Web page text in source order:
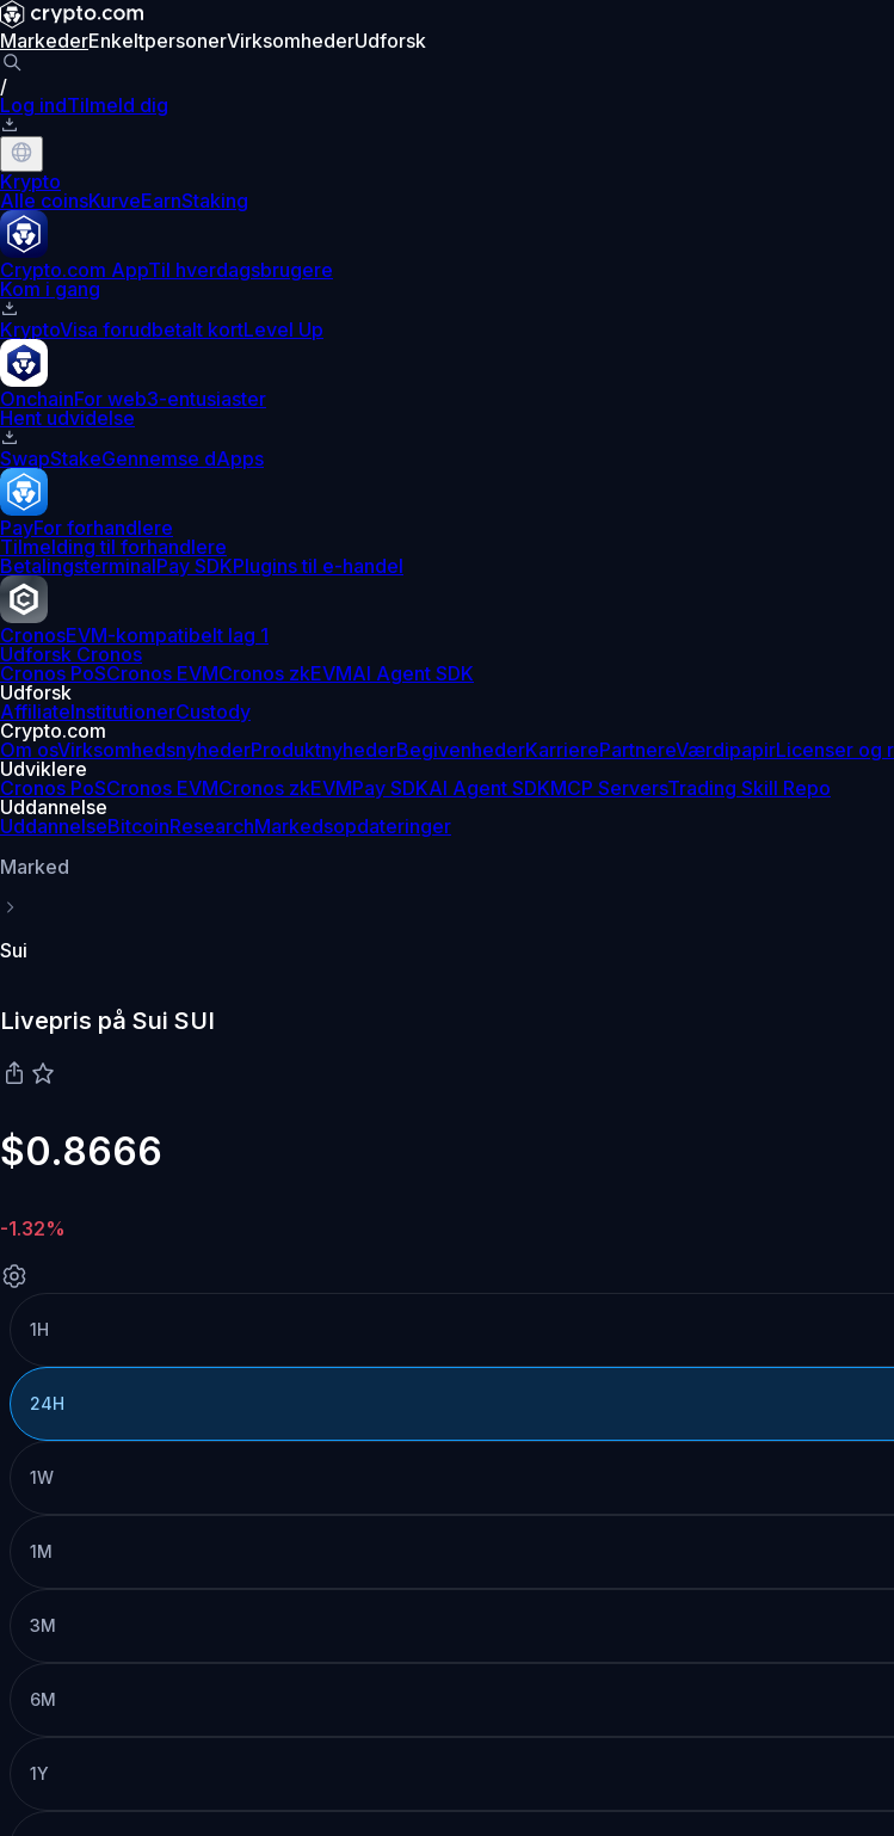
MarkederEnkeltpersonerVirksomhederUdforsk
/
Log indTilmeld dig
Krypto
Alle coinsKurveEarnStaking
Crypto.com AppTil hverdagsbrugere
Kom i gang
KryptoVisa forudbetalt kortLevel Up
OnchainFor web3-entusiaster
Hent udvidelse
SwapStakeGennemse dApps
PayFor forhandlere
Tilmelding til forhandlere
BetalingsterminalPay SDKPlugins til e-handel
CronosEVM-kompatibelt lag 1
Udforsk Cronos
Cronos PoSCronos EVMCronos zkEVMAI Agent SDK
Udforsk
AffiliateInstitutionerCustody
Crypto.com
Om osVirksomhedsnyhederProduktnyhederBegivenhederKarrierePartnereVærdipapirLicenser og
Udviklere
Cronos PoSCronos EVMCronos zkEVMPay SDKAI Agent SDKMCP ServersTrading Skill Repo
Uddannelse
UddannelseBitcoinResearchMarkedsopdateringer
Marked
Sui
Livepris på Sui SUI
$0.8666
-1.32%
1H
24H
1W
1M
3M
6M
1Y